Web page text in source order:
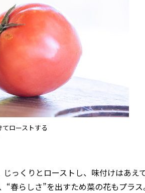
ローストする
っくりとローストし、味付けはあえ
春らしさ”を出すため菜の花もプラス